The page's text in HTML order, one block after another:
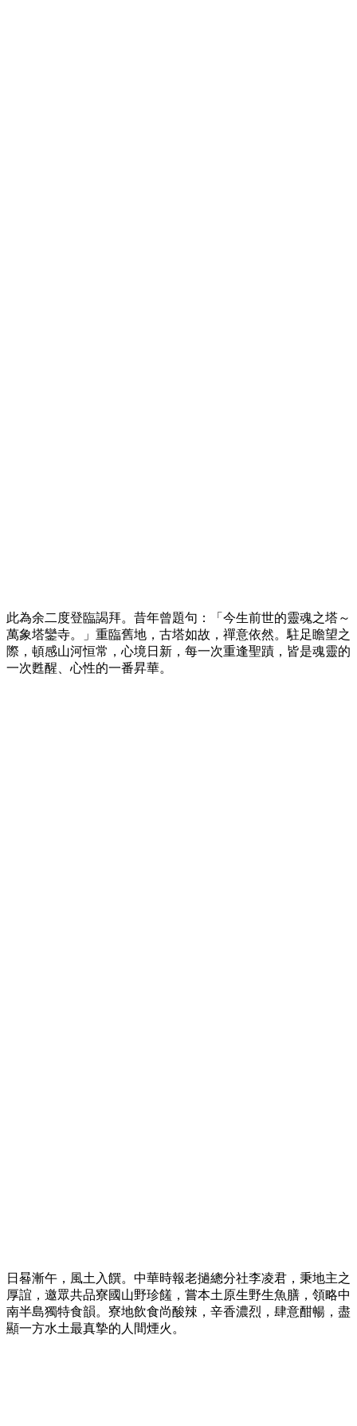
此為余二度登臨謁拜。昔年曾題句：「今生前世的靈魂之塔～
萬象塔鑾寺。」重臨舊地，古塔如故，禪意依然。駐足瞻望之
際，頓感山河恒常，心境日新，每一次重逢聖蹟，皆是魂靈的
一次甦醒、心性的一番昇華。
日晷漸午，風土入饌。中華時報老撾總分社李凌君，秉地主之
厚誼，邀眾共品寮國山野珍饈，嘗本土原生野生魚膳，領略中
南半島獨特食韻。寮地飲食尚酸辣，辛香濃烈，肆意酣暢，盡
顯一方水土最真摯的人間煙火。